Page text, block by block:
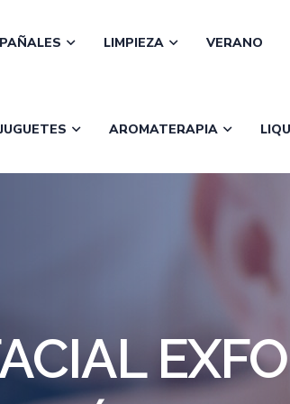
PAÑALES LIMPIEZA VERANO
AROMATERAPIA